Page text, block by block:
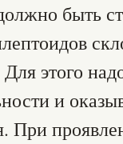
быть
этого
и
При